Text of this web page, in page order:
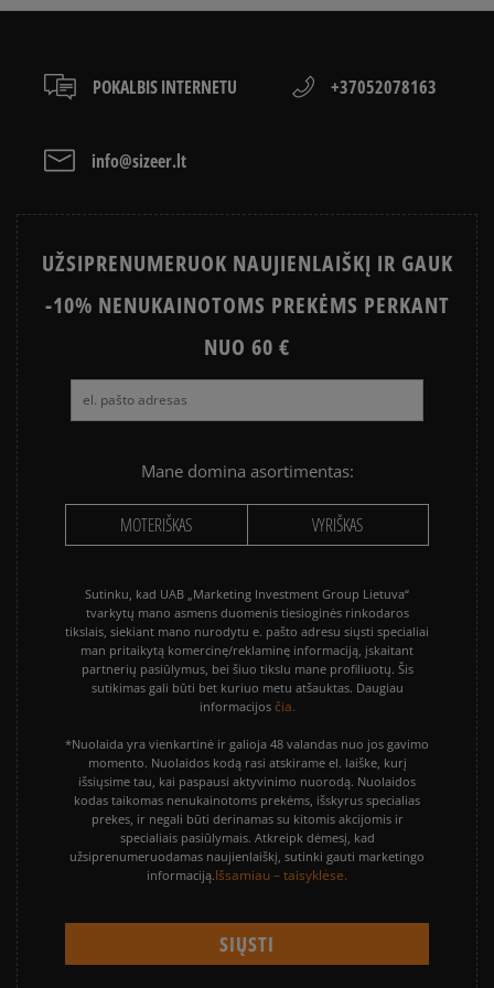
LACOSTE ISTORIJA SNEAKER‘IŲ ISTORIJA
POKALBIS INTERNETU +37052078163
info@sizeer.lt
UŽSIPRENUMERUOK NAUJIENLAIŠKĮ IR GAUK
-10% NENUKAINOTOMS PREKĖMS PERKANT
NUO 60 €
Mane domina asortimentas:
MOTERIŠKAS VYRIŠKAS
Sutinku, kad UAB „Marketing Investment Group Lietuva“
tvarkytų mano asmens duomenis tiesioginės rinkodaros
tikslais, siekiant mano nurodytu e. pašto adresu siųsti specialiai
man pritaikytą komercinę/reklaminę informaciją, įskaitant
partnerių pasiūlymus, bei šiuo tikslu mane profiliuotų. Šis
sutikimas gali būti bet kuriuo metu atšauktas. Daugiau
informacijos čia.
*Nuolaida yra vienkartinė ir galioja 48 valandas nuo jos gavimo
momento. Nuolaidos kodą rasi atskirame el. laiške, kurį
išsiųsime tau, kai paspausi aktyvinimo nuorodą. Nuolaidos
kodas taikomas nenukainotoms prekėms, išskyrus specialias
prekes, ir negali būti derinamas su kitomis akcijomis ir
specialiais pasiūlymais. Atkreipk dėmesį, kad
užsiprenumeruodamas naujienlaiškį, sutinki gauti marketingo
informaciją.Išsamiau – taisyklėse.